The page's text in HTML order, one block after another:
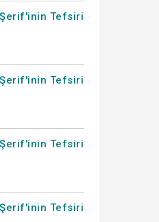
Tefsiri
Tefsiri
Tefsiri
Tefsiri